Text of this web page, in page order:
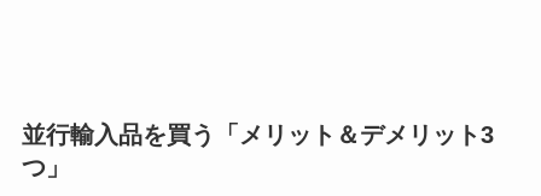
並行輸入品を買う「メリット＆デメリット3
つ」